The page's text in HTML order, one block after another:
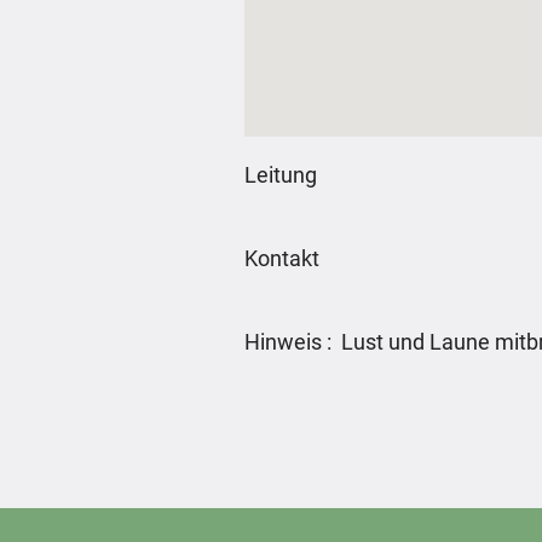
Leitung
Kontakt
Hinweis : Lust und Laune